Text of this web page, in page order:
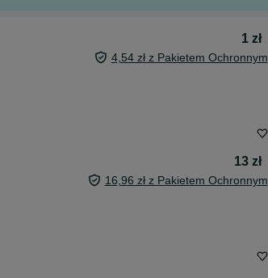
1 zł
4,54 zł z Pakietem Ochronnym
13 zł
16,96 zł z Pakietem Ochronnym